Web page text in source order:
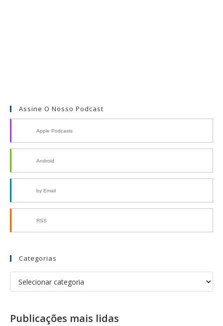
Assine O Nosso Podcast
Apple Podcasts
Android
by Email
RSS
Categorias
Publicações mais lidas